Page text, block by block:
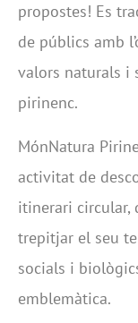
propostes! Es
de públics amb
valors naturals i
pirinenc.
MónNatura
activitat de
itinerari circular,
trepitjar el seu
socials i
emblemàtica.